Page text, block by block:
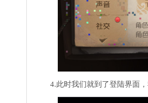
4.此时我们就到了登陆界面